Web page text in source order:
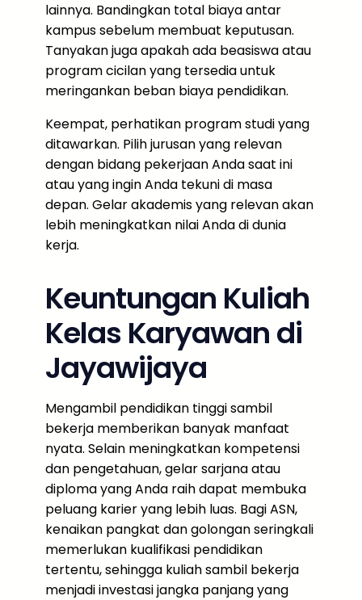
lainnya. Bandingkan total biaya antar
kampus sebelum membuat keputusan.
Tanyakan juga apakah ada beasiswa atau
program cicilan yang tersedia untuk
meringankan beban biaya pendidikan.
Keempat, perhatikan program studi yang
ditawarkan. Pilih jurusan yang relevan
dengan bidang pekerjaan Anda saat ini
atau yang ingin Anda tekuni di masa
depan. Gelar akademis yang relevan akan
lebih meningkatkan nilai Anda di dunia
kerja.
Keuntungan Kuliah
Kelas Karyawan di
Jayawijaya
Mengambil pendidikan tinggi sambil
bekerja memberikan banyak manfaat
nyata. Selain meningkatkan kompetensi
dan pengetahuan, gelar sarjana atau
diploma yang Anda raih dapat membuka
peluang karier yang lebih luas. Bagi ASN,
kenaikan pangkat dan golongan seringkali
memerlukan kualifikasi pendidikan
tertentu, sehingga kuliah sambil bekerja
menjadi investasi jangka panjang yang